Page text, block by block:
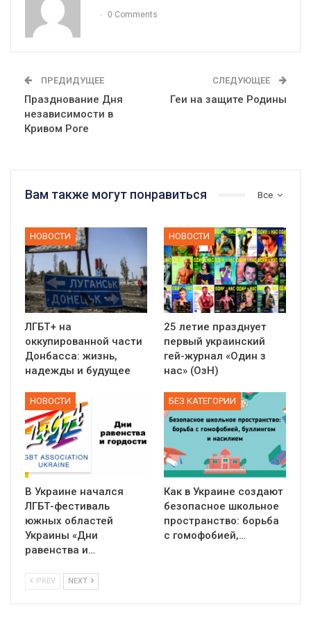
0 Comments
ПРЕДИДУЩЕЕ
Празднование Дня
независимости в
Кривом Роге
СЛЕДУЮЩЕЕ
Геи на защите Родины
Все
Вам также могут понравиться
НОВОСТИ
ЛГБТ+ на
оккупированной части
Донбасса: жизнь,
надежды и будущее
НОВОСТИ
25 летие празднует
первый украинский
гей-журнал «Один з
нас» (ОзН)
НОВОСТИ
В Украине начался
ЛГБТ-фестиваль
южных областей
Украины «Дни
равенства и…
БЕЗ КАТЕГОРИИ
Как в Украине создают
безопасное школьное
пространство: борьба
с гомофобией,…
PREV NEXT
01:01
5/17/2020
В цьому році, пандемія та COVІD-19 не дали нам можливості
провести вуличні акції. Наше відео-звернення про те, що
навіть коли ми у різних містах та не можемо зустрінеться, ми
разом. Ми закликаємо всіх хто поділяє цінності рівності та
солідарності, приєднатися до нас. Регіональні підрозділи
ГАУ є в 16 областях України.
Разом наш голос лунає гучніше!
423 Просмотров 37 Нравится 1 Комментариев